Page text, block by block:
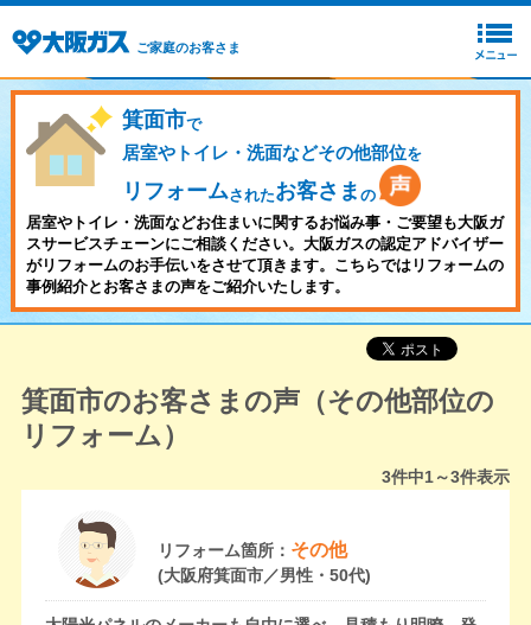
ご家庭のお客さま
箕面市で
居室やトイレ・洗面などその他部位を
リフォームされたお客さま の
居室やトイレ・洗面などお住まいに関するお悩み事・ご要望も大阪ガ
スサービスチェーンにご相談ください。大阪ガスの認定アドバイザー
がリフォームのお手伝いをさせて頂きます。こちらではリフォームの
事例紹介とお客さまの声をご紹介いたします。
箕面市のお客さまの声（その他部位の
リフォーム）
3件中1～3件表示
リフォーム箇所： その他
(大阪府箕面市／男性・50代)